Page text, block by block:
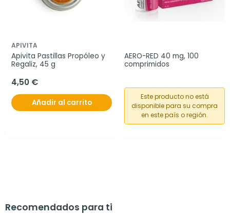
APIVITA
Apivita Pastillas Propóleo y
Regaliz, 45 g
4,50 €
Añadir al carrito
AERO-RED 40 mg, 100
comprimidos
Este producto no está
disponible para su compra
en este país o región.
Recomendados para ti